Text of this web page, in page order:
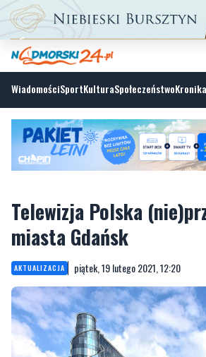
WiadomościSportKulturaSpołeczeństwo
Telewizja Polska
miasta Gdańsk
AKTUALIZACJA piątek, 19 lutego 2021, 12:20